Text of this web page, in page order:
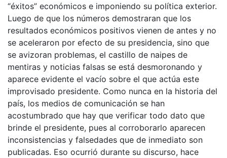
“éxitos” económicos e imponiendo su política exterior.
Luego de que los números demostraran que los
resultados económicos positivos vienen de antes y no
se aceleraron por efecto de su presidencia, sino que
se avizoran problemas, el castillo de naipes de
mentiras y noticias falsas se está desmoronando y
aparece evidente el vacío sobre el que actúa este
improvisado presidente. Como nunca en la historia del
país, los medios de comunicación se han
acostumbrado que hay que verificar todo dato que
brinde el presidente, pues al corroborarlo aparecen
inconsistencias y falsedades que de inmediato son
publicadas. Eso ocurrió durante su discurso, hace